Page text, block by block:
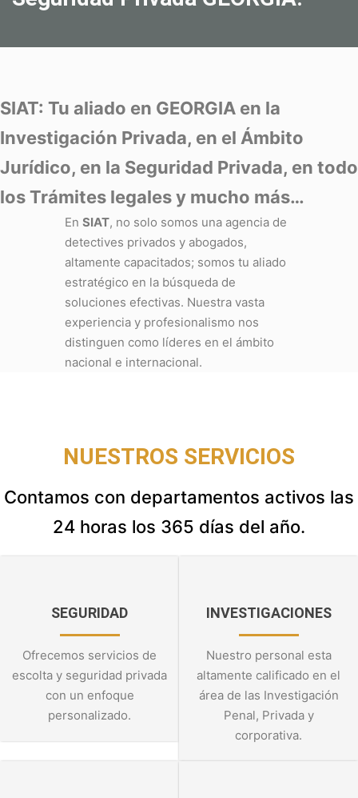
SIAT: Tu aliado en GEORGIA en la
Investigación Privada, en el Ámbito
Jurídico, en la Seguridad Privada, en todo
los Trámites legales y mucho más…
En SIAT, no solo somos una agencia de
detectives privados y abogados,
altamente capacitados; somos tu aliado
estratégico en la búsqueda de
soluciones efectivas. Nuestra vasta
experiencia y profesionalismo nos
distinguen como líderes en el ámbito
nacional e internacional.
NUESTROS SERVICIOS
Contamos con departamentos activos las
24 horas los 365 días del año.
SEGURIDAD
Ofrecemos servicios de
escolta y seguridad privada
con un enfoque
personalizado.
INVESTIGACIONES
Nuestro personal esta
altamente calificado en el
área de las Investigación
Penal, Privada y
corporativa.